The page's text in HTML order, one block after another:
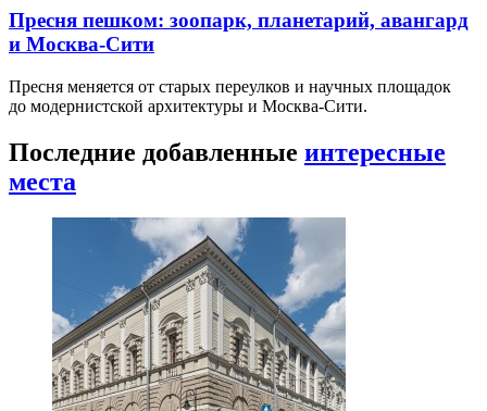
Пресня пешком: зоопарк, планетарий, авангард
и Москва-Сити
Пресня меняется от старых переулков и научных площадок
до модернистской архитектуры и Москва-Сити.
Последние добавленные интересные
места